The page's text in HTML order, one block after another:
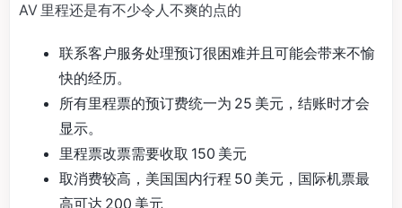
AV 里程还是有不少令人不爽的点的
联系客户服务处理预订很困难并且可能会带来不愉
快的经历。
所有里程票的预订费统一为 25 美元，结账时才会
显示。
里程票改票需要收取 150 美元
取消费较高，美国国内行程 50 美元，国际机票最
高可达 200 美元